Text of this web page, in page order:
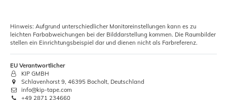
Hinweis: Aufgrund unterschiedlicher Monitoreinstellungen kann es zu
leichten Farbabweichungen bei der Bilddarstellung kommen. Die Raumbilder
stellen ein Einrichtungsbeispiel dar und dienen nicht als Farbreferenz.
EU Verantwortlicher
KIP GMBH
Schlavenhorst 9, 46395 Bocholt, Deutschland
info@kip-tape.com
+49 2871 234660